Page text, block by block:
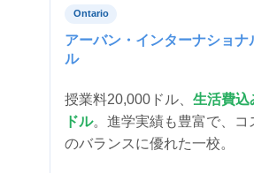
Ontario
アーバン・インターナショナ
ル
授業料20,000ドル、 生活費込
ドル。進学実績も豊富で、コ
のバランスに優れた一校。